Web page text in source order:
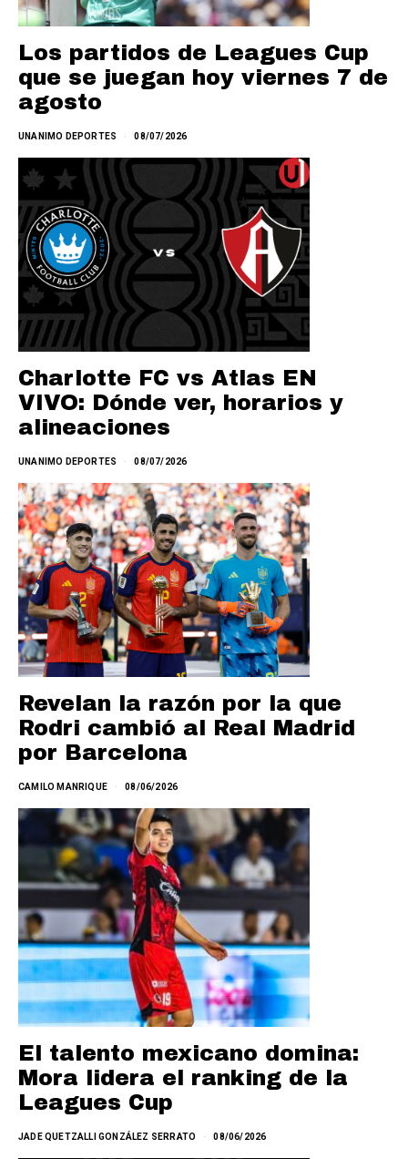
Los partidos de Leagues Cup
que se juegan hoy viernes 7 de
agosto
UNANIMO DEPORTES 08/07/2026
Charlotte FC vs Atlas EN
VIVO: Dónde ver, horarios y
alineaciones
UNANIMO DEPORTES 08/07/2026
Revelan la razón por la que
Rodri cambió al Real Madrid
por Barcelona
CAMILO MANRIQUE 08/06/2026
El talento mexicano domina:
Mora lidera el ranking de la
Leagues Cup
JADE QUETZALLI GONZÁLEZ SERRATO 08/06/2026